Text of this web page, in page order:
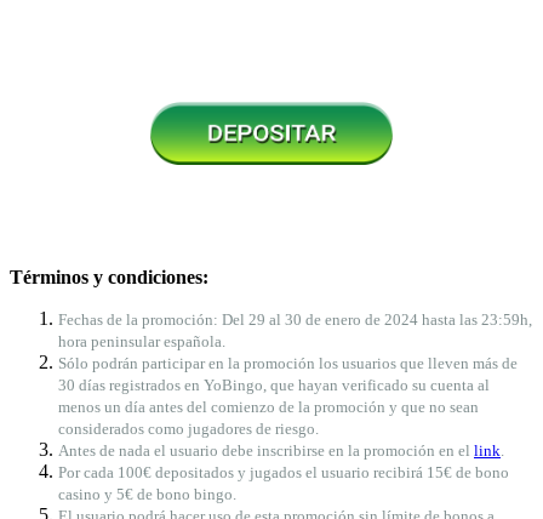
Términos y condiciones:
Fechas de la promoción: Del 29 al 30 de enero de 2024 hasta las 23:59h
hora peninsularespañola
Sólo podrán participar en la promoción los usuarios que lleven más de
30 días registrados en YoBingo, que hayan verificado su cuenta al
menos un día antes del comienzo de la promoción y que no sean
considerados como jugadores de riesgo.
Antes de nada el usuario debe inscribirse en la promoción en el link
Por cada 100€ depositados y jugados el usuario recibirá 15€ de bono
casino y 5€ de bono bingo.